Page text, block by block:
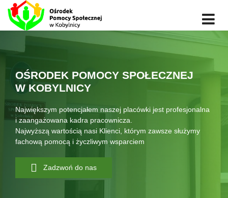
OŚRODEK POMOCY SPOŁECZNEJ
W KOBYLNICY
Największym potencjałem naszej placówki jest profesjonalna
i zaangażowana kadra pracownicza.
Najwyższą wartością nasi Klienci, którym zawsze służymy
fachową pomocą i życzliwym wsparciem
Zadzwoń do nas